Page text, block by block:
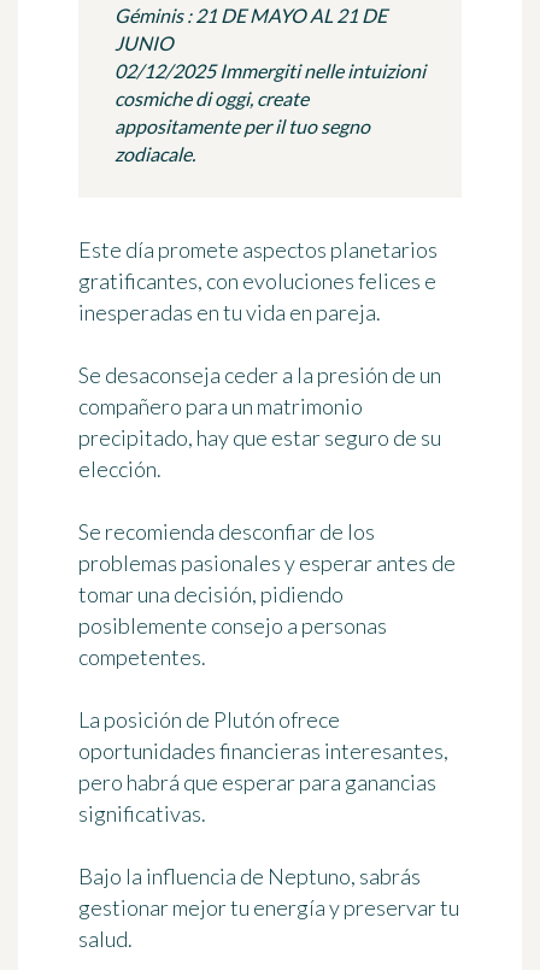
Géminis : 21 DE MAYO AL 21 DE
JUNIO
02/12/2025 Immergiti nelle intuizioni
cosmiche di oggi, create
appositamente per il tuo segno
zodiacale.
Este día promete aspectos planetarios
gratificantes, con evoluciones felices e
inesperadas en tu vida en pareja.
Se desaconseja ceder a la presión de un
compañero para un matrimonio
precipitado, hay que estar seguro de su
elección.
Se recomienda desconfiar de los
problemas pasionales y esperar antes de
tomar una decisión, pidiendo
posiblemente consejo a personas
competentes.
La posición de Plutón ofrece
oportunidades financieras interesantes,
pero habrá que esperar para ganancias
significativas.
Bajo la influencia de Neptuno, sabrás
gestionar mejor tu energía y preservar tu
salud.